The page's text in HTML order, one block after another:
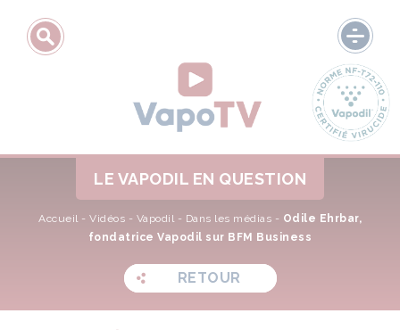
LE VAPODIL EN QUESTION
Accueil- Vidéos - Vapodil- Dans les médias - Odile Ehrbar,
fondatrice Vapodil sur BFM Business
RETOUR